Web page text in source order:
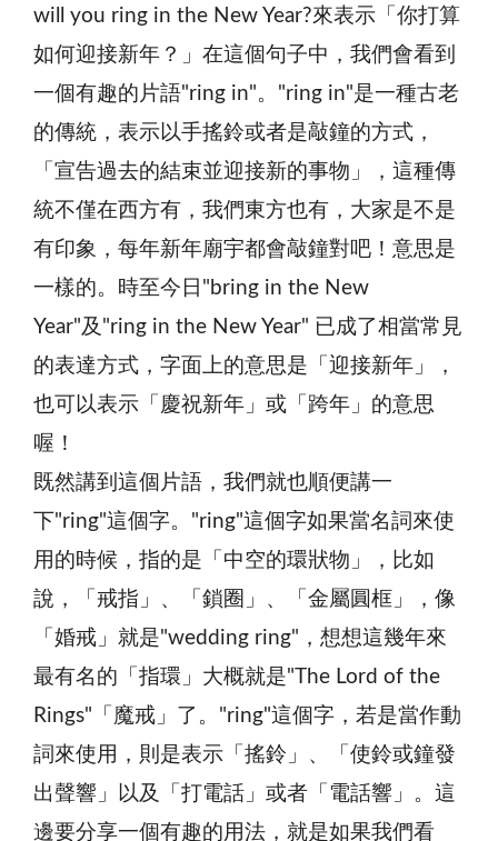
will you ring in the New Year?來表示「你打算
如何迎接新年？」在這個句子中，我們會看到
一個有趣的片語"ring in"。"ring in"是一種古老
的傳統，表示以手搖鈴或者是敲鐘的方式，
「宣告過去的結束並迎接新的事物」，這種傳
統不僅在西方有，我們東方也有，大家是不是
有印象，每年新年廟宇都會敲鐘對吧！意思是
一樣的。時至今日"bring in the New
Year"及"ring in the New Year" 已成了相當常見
的表達方式，字面上的意思是「迎接新年」，
也可以表示「慶祝新年」或「跨年」的意思
喔！
既然講到這個片語，我們就也順便講一
下"ring"這個字。"ring"這個字如果當名詞來使
用的時候，指的是「中空的環狀物」，比如
說，「戒指」、「鎖圈」、「金屬圓框」，像
「婚戒」就是"wedding ring"，想想這幾年來
最有名的「指環」大概就是"The Lord of the
Rings"「魔戒」了。"ring"這個字，若是當作動
詞來使用，則是表示「搖鈴」、「使鈴或鐘發
出聲響」以及「打電話」或者「電話響」。這
邊要分享一個有趣的用法，就是如果我們看